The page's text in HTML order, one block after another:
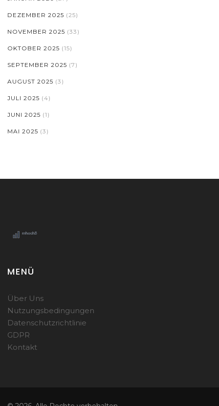
DEZEMBER 2025 (25)
NOVEMBER 2025 (33)
OKTOBER 2025 (15)
SEPTEMBER 2025 (7)
AUGUST 2025 (3)
JULI 2025 (4)
JUNI 2025 (1)
MAI 2025 (3)
MENÜ
Über Uns
Nutzungsbedingungen
Datenschutzrichtlinie
GDPR
Kontakt